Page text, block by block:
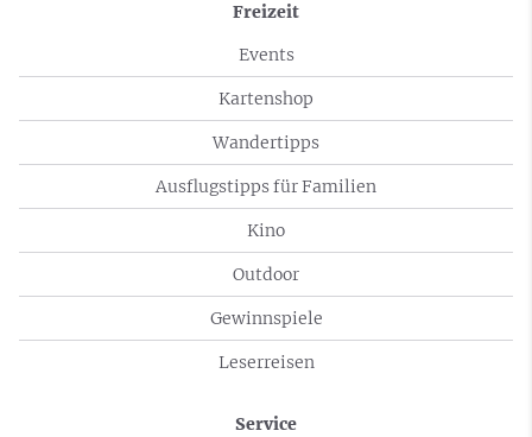
Freizeit
Events
Kartenshop
Wandertipps
Ausflugstipps für Familien
Kino
Outdoor
Gewinnspiele
Leserreisen
Service